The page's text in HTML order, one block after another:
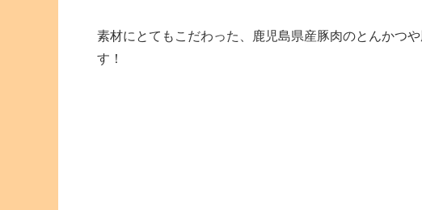
素材にとてもこだわった、鹿児島県産豚肉のとんかつ
す！